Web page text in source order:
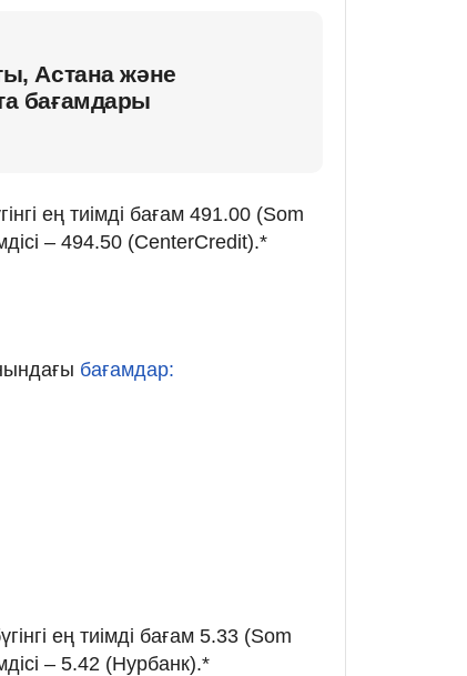
Астана және
бағамдары
ең тиімді бағам 491.00 (Som
– 494.50 (CenterCredit).*
бағамдар:
ең тиімді бағам 5.33 (Som
– 5.42 (Нурбанк).*